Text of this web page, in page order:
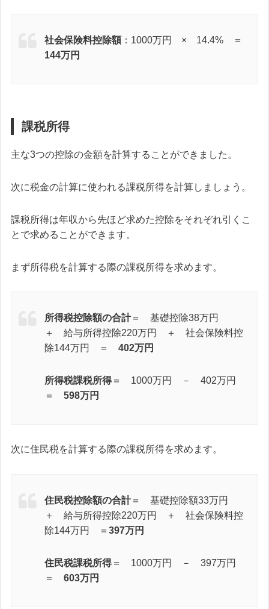
社会保険料控除額：1000万円 × 14.4% ＝
144万円
課税所得
主な3つの控除の金額を計算することができました。
次に税金の計算に使われる課税所得を計算しましょう。
課税所得は年収から先ほど求めた控除をそれぞれ引くこ
とで求めることができます。
まず所得税を計算する際の課税所得を求めます。
所得税控除額の合計＝ 基礎控除38万円
＋ 給与所得控除220万円 ＋ 社会保険料控
除144万円 ＝ 402万円
所得税課税所得＝ 1000万円 － 402万円
＝ 598万円
次に住民税を計算する際の課税所得を求めます。
住民税控除額の合計＝ 基礎控除額33万円
＋ 給与所得控除220万円 ＋ 社会保険料控
除144万円 ＝ 397万円
住民税課税所得＝ 1000万円 － 397万円
＝ 603万円